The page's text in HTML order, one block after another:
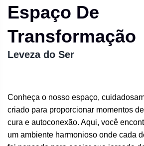
Espaço De
Transformação
Leveza do Ser
Conheça o nosso espaço,
criado para proporcionar momentos
cura e autoconexão. Aqui, você
um ambiente harmonioso onde cada